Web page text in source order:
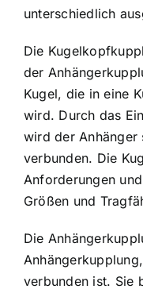
unterschiedlich
Die
der
Kugel, die in eine
wird. Durch das
wird der Anhänger
verbunden. Die
Anforderungen
Größen und
Die
verbunden ist. Sie